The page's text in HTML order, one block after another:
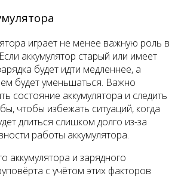
играет не менее важную роль в
аккумулятор старый или имеет
будет идти медленнее, а
будет уменьшаться. Важно
состояние аккумулятора и следить
чтобы избежать ситуаций, когда
длиться слишком долго из-за
работы аккумулятора.
аккумулятора и зарядного
с учётом этих факторов